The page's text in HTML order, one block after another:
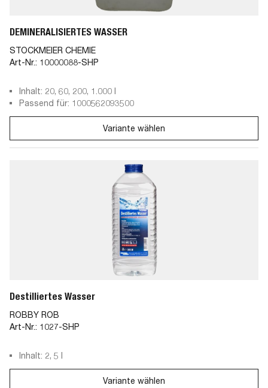
DEMINERALISIERTES WASSER
STOCKMEIER CHEMIE
Art-Nr.: 10000088-SHP
Inhalt: 20, 60, 200, 1.000 l
Passend für: 1000562093500
Variante wählen
Destilliertes Wasser
ROBBY ROB
Art-Nr.: 1027-SHP
Inhalt: 2, 5 l
Variante wählen